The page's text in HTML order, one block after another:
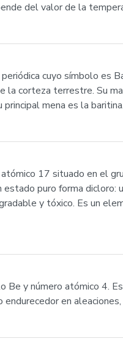
del valor de la
cuyo símbolo es
la corteza terrestre. Su
mena es la baritina.
17 situado en el
estado puro forma
y tóxico. Es un
Be y número atómico 4.
en